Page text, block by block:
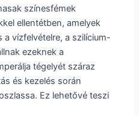
színesfémek
ellentétben, amelyek
a vízfelvételre, a szilícium-
ezeknek a
tégelyét száraz
és kezelés során
Ez lehetővé teszi